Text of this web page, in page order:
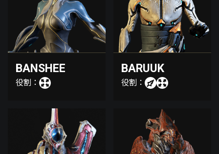
BANSHEE
役割：
BARUUK
役割：